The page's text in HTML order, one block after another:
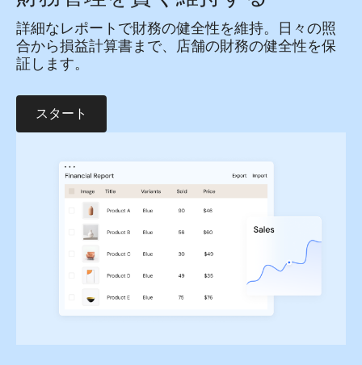
詳細なレポートで財務の健全性を維持。日々の照
合から損益計算書まで、店舗の財務の健全性を保
証します。
スタート